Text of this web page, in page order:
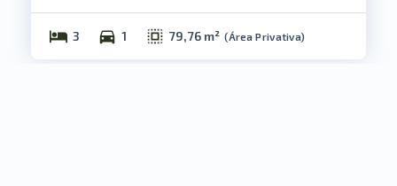
3 1 79,76 m² (Área Privativa)